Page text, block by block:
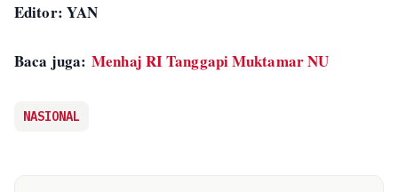
Editor: YAN
Baca juga:Menhaj RI Tanggapi Muktamar NU
NASIONAL